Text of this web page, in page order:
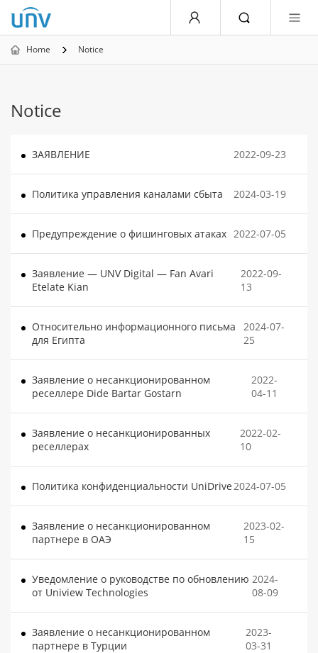
Home Notice
Notice
ЗАЯВЛЕНИЕ 2022-09-23
Политика управления каналами сбыта 2024-03-19
Предупреждение о фишинговых атаках 2022-07-05
Заявление — UNV Digital — Fan Avari
Etelate Kian
2022-09-
13
Относительно информационного письма
для Египта
2024-07-
25
Заявление о несанкционированном
реселлере Dide Bartar Gostarn
2022-
04-11
Заявление о несанкционированных
реселлерах
2022-02-
10
Политика конфиденциальности UniDrive2024-07-05
Заявление о несанкционированном
партнере в ОАЭ
2023-02-
15
Уведомление о руководстве по обновлению
от Uniview Technologies
2024-
08-09
Заявление о несанкционированном
партнере в Турции
2023-
03-31